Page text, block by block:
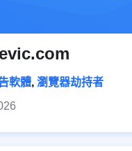
軟體, 瀏覽器劫持者